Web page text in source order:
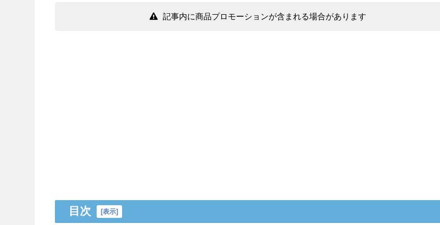
記事内に商品プロモーションが含まれる場合があります
目次 [表示]